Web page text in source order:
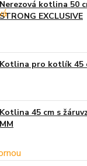
kotlina 50
EXCLUSIVE
pro kotlík 45
45 cm s